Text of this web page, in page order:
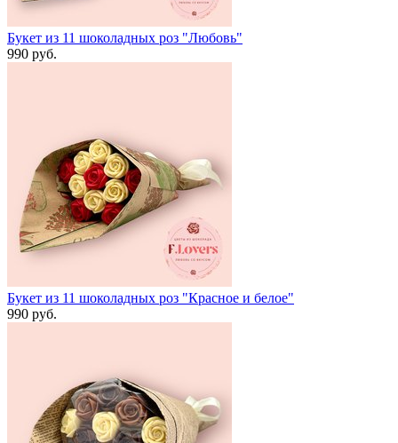
Букет из 11 шоколадных роз "Любовь"
990 руб.
Букет из 11 шоколадных роз "Красное и белое"
990 руб.